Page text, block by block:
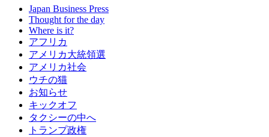
Japan Business Press
Thought for the day
Where is it?
アフリカ
アメリカ大統領選
アメリカ社会
ウチの猫
お知らせ
キックオフ
タクシーの中へ
トランプ政権